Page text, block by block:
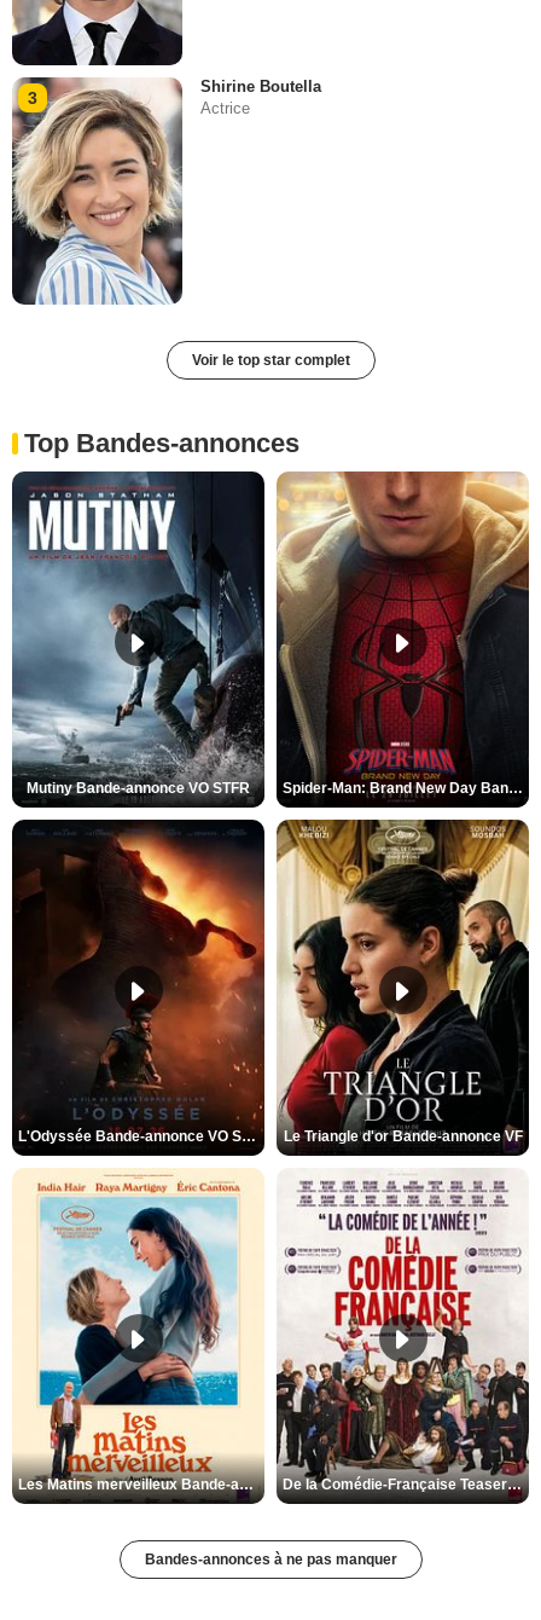
3
Shirine Boutella
Actrice
Voir le top star complet
Top Bandes-annonces
Mutiny Bande-annonce VO STFR Spider-Man: Brand New Day Bande-annonce VO STFR
L'Odyssée Bande-annonce VO STFR Le Triangle d'or Bande-annonce VF
Les Matins merveilleux Bande-annonce VF De la Comédie-Française Teaser VF
Bandes-annonces à ne pas manquer